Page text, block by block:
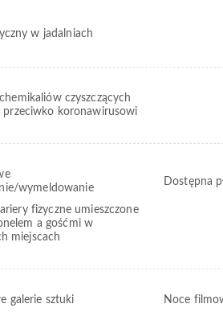
w jadalniach
czyszczących
przeciwko koronawirusowi
wymeldowanie
Dostępna
fizyczne umieszczone
a gośćmi w
miejscach
galerie sztuki Noce